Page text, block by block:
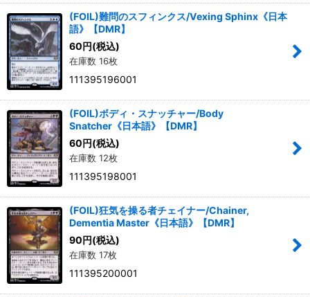
(FOIL)難問のスフィンクス/Vexing Sphinx《日本
語》【DMR】
60円(税込)
在庫数 16枚
111395196001
(FOIL)ボディ・スナッチャー/Body
Snatcher《日本語》【DMR】
60円(税込)
在庫数 12枚
111395198001
(FOIL)狂気を操る者チェイナー/Chainer,
Dementia Master《日本語》【DMR】
90円(税込)
在庫数 17枚
111395200001